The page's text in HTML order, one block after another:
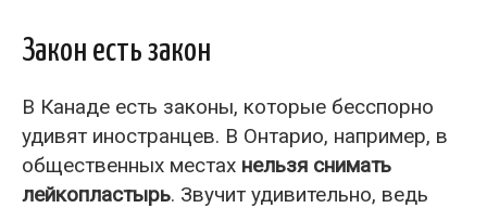
Закон есть закон
В Канаде есть законы, которые бесспорно
удивят иностранцев. В Онтарио, например, в
общественных местах нельзя снимать
лейкопластырь. Звучит удивительно, ведь